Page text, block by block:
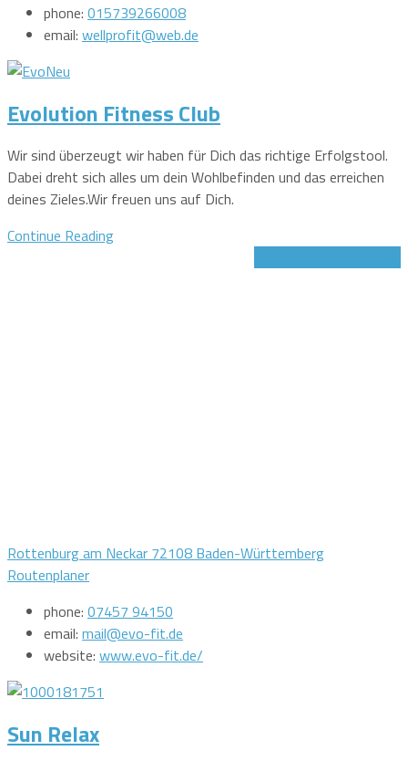
phone: 015739266008
email: wellprofit@web.de
Evolution Fitness Club
Wir sind überzeugt wir haben für Dich das richtige Erfolgstool.
Dabei dreht sich alles um dein Wohlbefinden und das erreichen
deines Zieles.Wir freuen uns auf Dich.
Continue Reading
Rottenburg am Neckar 72108 Baden-Württemberg
Routenplaner
phone: 07457 94150
email: mail@evo-fit.de
website: www.evo-fit.de/
Sun Relax